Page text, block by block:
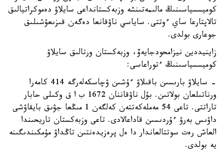
كوميسسياسىنىڭ مالىمەتىنشە وزبەكستانداعى سايلاۋ دەموكراتيالىق
تالاپتارعا ساي ءوتتى. ساياسي ناۋقانعا دەگەن قىزىعۋشىلىق
جوعارى بولدى.
زاينيددين نيزامحودجايەۆ، وزبەكستان ورتالىق سايلاۋ
كوميسسياسىنىڭ ءتوراعاسى:
- سايلاۋ بارىسىن باقىلاۋ ءۇشىن ۋچاسكەلەرگە 414 كامەرا
ورناتىلعان بولاتىن. بۇل ناۋقاننان 1672 ب ا ق وكىلى حابار
تاراتتى. تاعى 54 مەملەكەتتەن كەلگەن 1 مىڭعا جۋىق بايقاۋشى
داۋىس بەرۋ ءۇردىسىن قاداعالادى. تاعى وزبەكستان تاريحىندا
العاش رەت سوتتالعاندار دا ەل پرەزيدەنتىن تاڭداۋ مۇمكىندىگىنە
يە بولدى.